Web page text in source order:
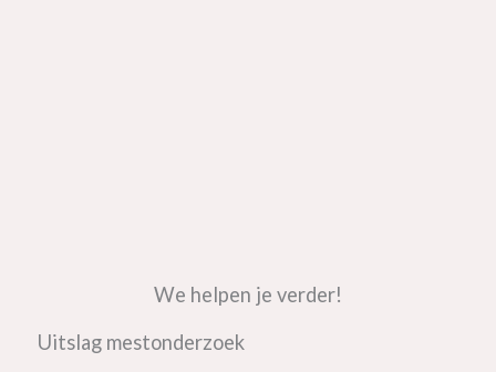
We helpen je verder!
Uitslag mestonderzoek